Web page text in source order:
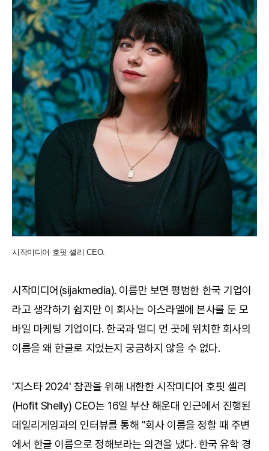
시작미디어 호핏 셸리 CEO.
시작미디어(sijakmedia). 이름만 보면 평범한 한국 기업이
라고 생각하기 쉽지만 이 회사는 이스라엘에 본사를 둔 모
바일 마케팅 기업이다. 한국과 멀디 먼 곳에 위치한 회사의
이름을 왜 한글로 지었는지 궁금하지 않을 수 없다.
'지스타 2024' 참관을 위해 내한한 시작미디어 호핏 셸리
(Hofit Shelly) CEO는 16일 부산 해운대 인근에서 진행된
데일리게임과의 인터뷰를 통해 "회사 이름을 정할 때 주변
에서 한글 이름으로 정해보라는 의견을 냈다. 한국 유학 경